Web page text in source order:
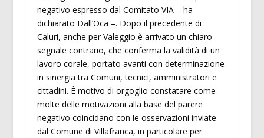
negativo espresso dal Comitato VIA – ha
dichiarato Dall’Oca –. Dopo il precedente di
Caluri, anche per Valeggio è arrivato un chiaro
segnale contrario, che conferma la validità di un
lavoro corale, portato avanti con determinazione
in sinergia tra Comuni, tecnici, amministratori e
cittadini. È motivo di orgoglio constatare come
molte delle motivazioni alla base del parere
negativo coincidano con le osservazioni inviate
dal Comune di Villafranca, in particolare per